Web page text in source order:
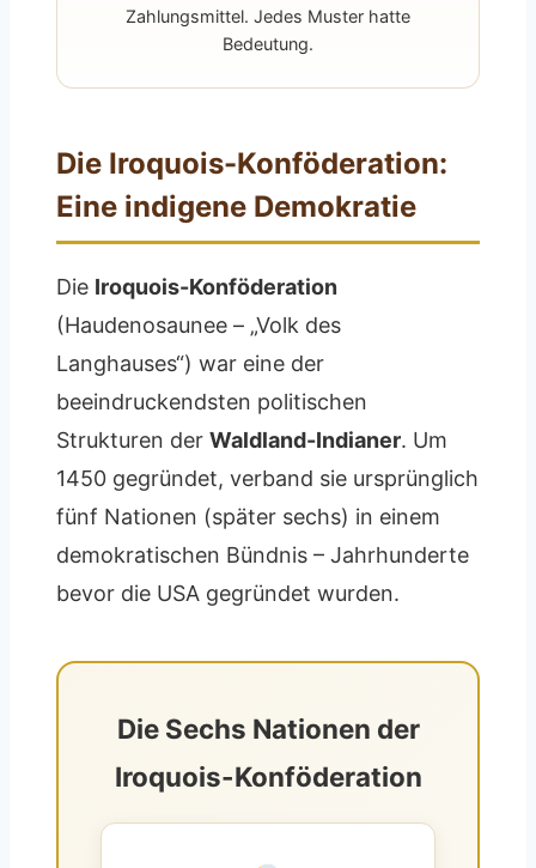
Zahlungsmittel. Jedes Muster hatte
Bedeutung.
Die Iroquois-Konföderation:
Eine indigene Demokratie
Die Iroquois-Konföderation
(Haudenosaunee – „Volk des
Langhauses“) war eine der
beeindruckendsten politischen
Strukturen der Waldland-Indianer. Um
1450 gegründet, verband sie ursprünglich
fünf Nationen (später sechs) in einem
demokratischen Bündnis – Jahrhunderte
bevor die USA gegründet wurden.
Die Sechs Nationen der
Iroquois-Konföderation